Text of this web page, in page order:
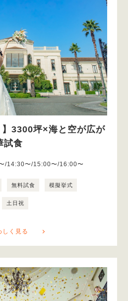
】3300坪×海と空が広が
試食
/14:30〜/15:00〜/16:00〜
無料試食 模擬挙式
土日祝
しく見る